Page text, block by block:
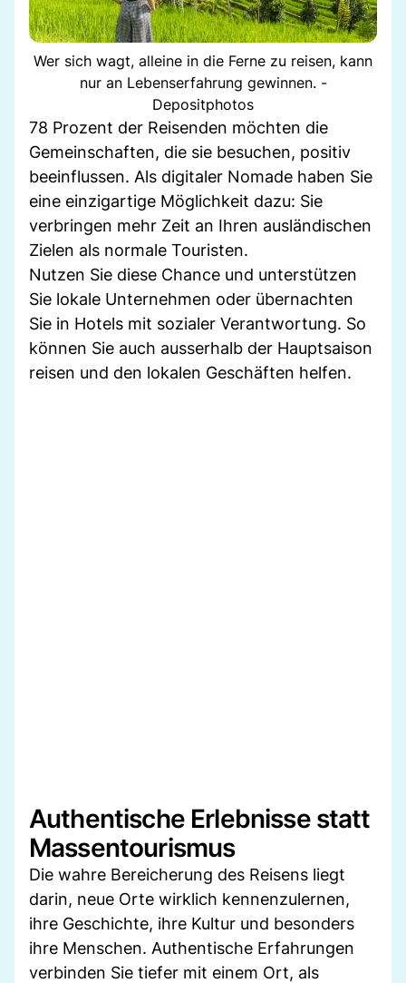
Wer sich wagt, alleine in die Ferne zu reisen, kann
nur an Lebenserfahrung gewinnen. -
Depositphotos
78 Prozent der Reisenden möchten die
Gemeinschaften, die sie besuchen, positiv
beeinflussen. Als digitaler Nomade haben Sie
eine einzigartige Möglichkeit dazu: Sie
verbringen mehr Zeit an Ihren ausländischen
Zielen als normale Touristen.
Nutzen Sie diese Chance und unterstützen
Sie lokale Unternehmen oder übernachten
Sie in Hotels mit sozialer Verantwortung. So
können Sie auch ausserhalb der Hauptsaison
reisen und den lokalen Geschäften helfen.
Authentische Erlebnisse statt
Massentourismus
Die wahre Bereicherung des Reisens liegt
darin, neue Orte wirklich kennenzulernen,
ihre Geschichte, ihre Kultur und besonders
ihre Menschen. Authentische Erfahrungen
verbinden Sie tiefer mit einem Ort, als